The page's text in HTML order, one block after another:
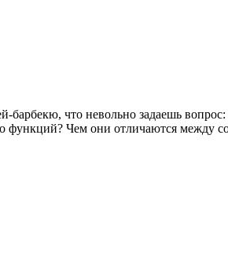
барбекю, что невольно задаешь
функций? Чем они отличаются